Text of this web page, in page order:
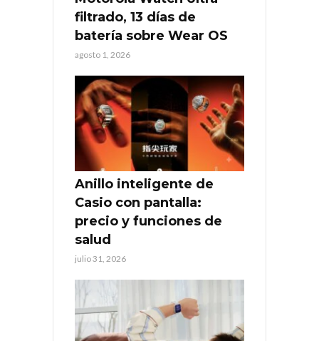
filtrado, 13 días de
batería sobre Wear OS
agosto 1, 2026
Anillo inteligente de
Casio con pantalla:
precio y funciones de
salud
julio 31, 2026